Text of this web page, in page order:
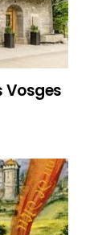
Vosges